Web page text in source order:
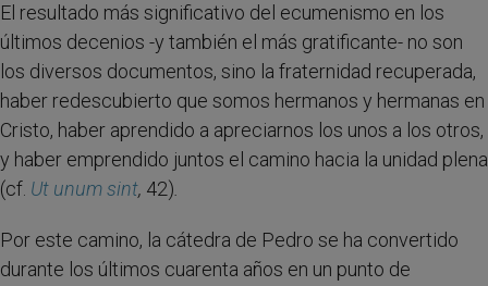
El resultado más significativo del ecumenismo en los
últimos decenios -y también el más gratificante- no son
los diversos documentos, sino la fraternidad recuperada,
haber redescubierto que somos hermanos y hermanas en
Cristo, haber aprendido a apreciarnos los unos a los otros,
y haber emprendido juntos el camino hacia la unidad plena
(cf. Ut unum sint, 42)
Por este camino, la cátedra de Pedro se ha convertido
durante los últimos cuarenta años en un punto de